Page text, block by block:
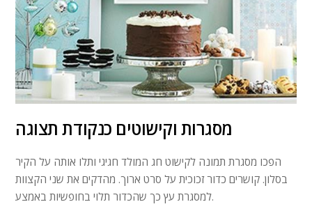
מסגרות וקישוטים כנקודת תצוגה
הפכו מסגרת תמונה לקישוט חג המולד חגיגי ותלו אותה על הקיר
בסלון. קושרים כדור זכוכית על סרט ארוך. מהדקים את שני הקצוות
למסגרת עץ כך שהכדור תלוי בחופשיות באמצע.